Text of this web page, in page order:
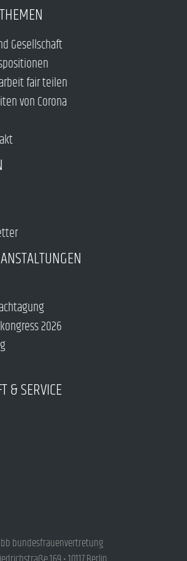
Gesellschaft
fair teilen
von Corona
2026
& SERVICE
bundesfrauenvertretung